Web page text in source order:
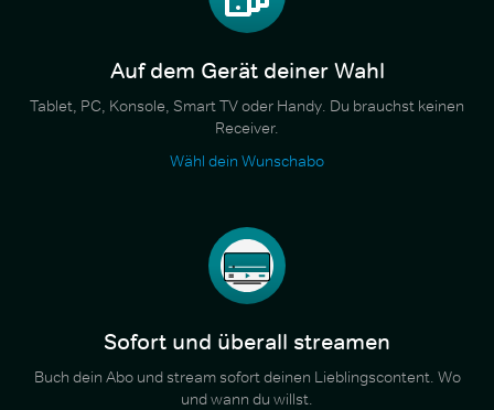
Auf dem Gerät deiner Wahl
Tablet, PC, Konsole, Smart TV oder Handy. Du brauchst keinen
Receiver.
Wähl dein Wunschabo
Sofort und überall streamen
Buch dein Abo und stream sofort deinen Lieblingscontent. Wo
und wann du willst.